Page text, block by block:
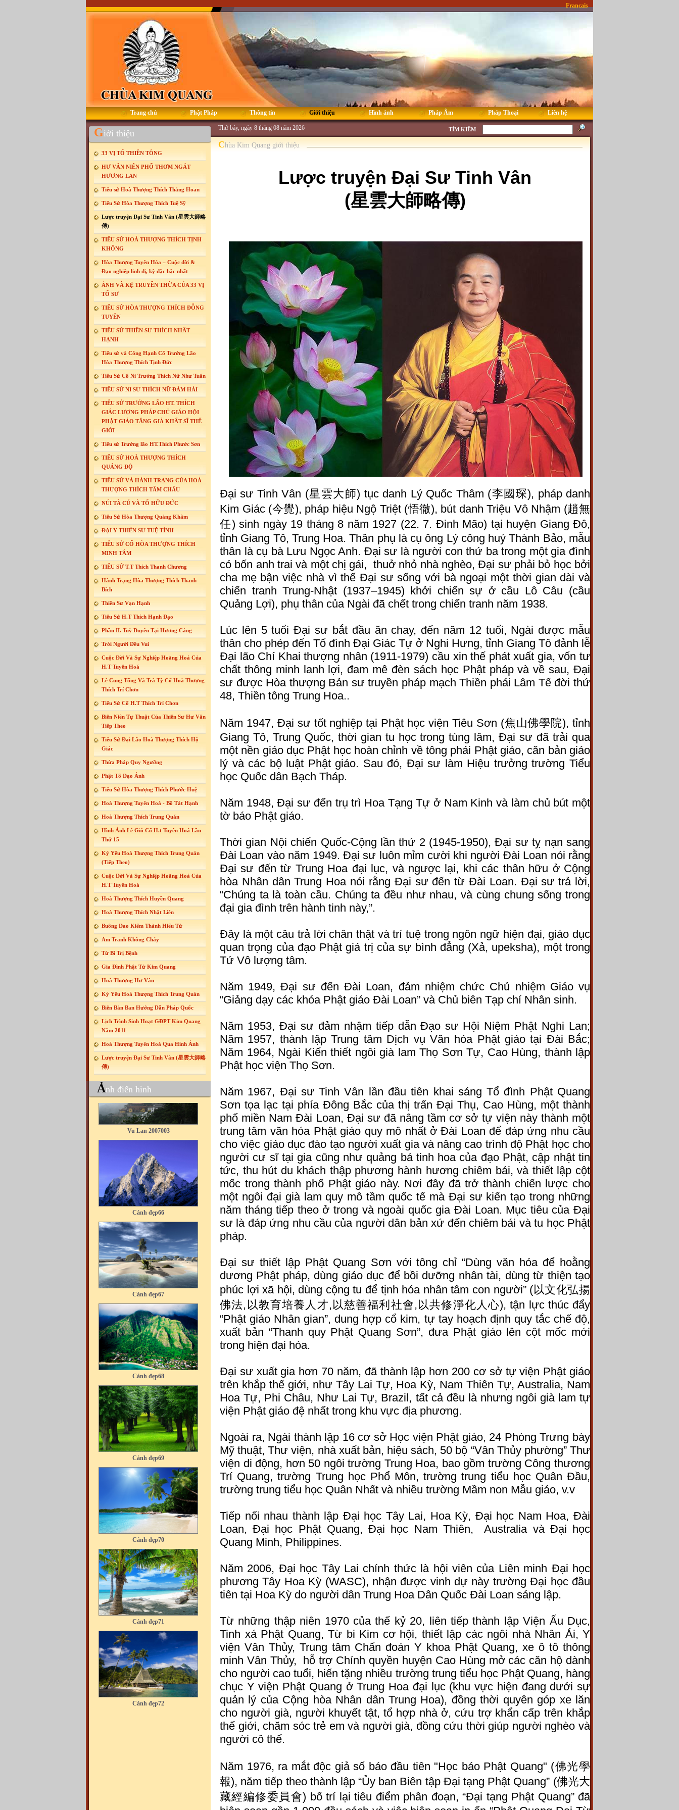
Francais
Trang chủ Phật Pháp Thông tin Giới thiệu Hình ảnh Pháp Âm Pháp Thoại Liên hệ
Giới thiệu
33 VỊ TỔ THIỀN TÔNG
HƯ VÂN NIÊN PHỔ THƠM NGÁT
HƯƠNG LAN
Tiểu sử Hoà Thượng Thích Thắng Hoan
Tiểu Sử Hòa Thượng Thích Tuệ Sỹ
Lược truyện Đại Sư Tinh Vân (星雲大師略
傳)
TIỂU SỬ HOÀ THƯỢNG THÍCH TỊNH
KHÔNG
Hòa Thượng Tuyên Hóa – Cuộc đời &
Đạo nghiệp linh dị, kỳ đặc bậc nhất
ẢNH VÀ KỆ TRUYỀN THỪA CỦA 33 VỊ
TỔ SƯ
TIỂU SỬ HÒA THƯỢNG THÍCH ĐỖNG
TUYÊN
TIỂU SỬ THIỀN SƯ THÍCH NHẤT
HẠNH
Tiểu sử và Công Hạnh Cố Trưởng Lão
Hòa Thượng Thích Tịnh Đức
Tiểu Sử Cố Ni Trưởng Thích Nữ Như Tuấn
TIỂU SỬ NI SƯ THÍCH NỮ ĐÀM HẢI
TIỂU SỬ TRƯỞNG LÃO HT. THÍCH
GIÁC LƯỢNG PHÁP CHỦ GIÁO HỘI
PHẬT GIÁO TĂNG GIÀ KHẤT SĨ THẾ
GIỚI
Tiểu sử Trưởng lão HT.Thích Phước Sơn
TIỂU SỬ HOÀ THƯỢNG THÍCH
QUẢNG ĐỘ
TIỂU SỬ VÀ HÀNH TRẠNG CỦA HOÀ
THƯỢNG THÍCH TÂM CHÂU
NÚI TÀ CÚ VÀ TỔ HỮU ĐỨC
Tiểu Sử Hòa Thượng Quảng Khâm
ĐẠI Y THIỀN SƯ TUỆ TỈNH
TIỂU SỬ CỐ HÒA THƯỢNG THÍCH
MINH TÂM
TIỂU SỬ T.T Thích Thanh Chương
Hành Trạng Hòa Thượng Thích Thanh
Bích
Thiền Sư Vạn Hạnh
Tiểu Sử H.T Thích Hạnh Đạo
Phần II. Tuỳ Duyên Tại Hương Cảng
Trời Người Đều Vui
Cuộc Đời Và Sự Nghiệp Hoằng Hoá Của
H.T Tuyên Hoá
Lễ Cung Tống Và Trà Tỳ Cố Hoà Thượng
Thích Trí Chơn
Tiểu Sử Cố H.T Thích Trí Chơn
Biên Niên Tự Thuật Của Thiền Sư Hư Vân
Tiếp Theo
Tiểu Sử Đại Lão Hoà Thượng Thích Hộ
Giác
Thừa Pháp Quy Ngưỡng
Phật Tổ Đạo Ảnh
Tiểu Sử Hòa Thượng Thích Phước Huệ
Hoà Thượng Tuyên Hoá - Bồ Tát Hạnh
Hoà Thượng Thích Trung Quán
Hình Ảnh Lễ Giỗ Cố H.t Tuyên Hoá Lần
Thứ 15
Ký Yếu Hoà Thượng Thích Trung Quán
(Tiếp Theo)
Cuộc Đời Và Sự Nghiệp Hoằng Hoá Của
H.T Tuyên Hoá
Hoà Thượng Thích Huyền Quang
Hoà Thượng Thích Nhật Liên
Buông Đao Kiếm Thành Hiếu Tử
Am Tranh Không Cháy
Từ Bi Trị Bệnh
Gia Đình Phật Tử Kim Quang
Hoà Thượng Hư Vân
Kỷ Yếu Hoà Thượng Thích Trung Quán
Biên Bản Ban Hướng Dẫn Pháp Quốc
Lịch Trình Sinh Hoạt GĐPT Kim Quang
Năm 2011
Hoà Thượng Tuyên Hoá Qua Hình Ảnh
Lược truyện Đại Sư Tinh Vân (星雲大師略
傳)
Ảnh điển hình
Vu Lan 2007003
Cảnh đẹp66
Cảnh đẹp67
Cảnh đẹp68
Cảnh đẹp69
Cảnh đẹp70
Cảnh đẹp71
Cảnh đẹp72
Thứ bảy, ngày 8 tháng 08 năm 2026 TÌM KIẾM
Chùa Kim Quang giới thiệu
Lược truyện Đại Sư Tinh Vân
(星雲大師略傳)
Đại sư Tinh Vân (星雲大師) tục danh Lý Quốc Thâm (李國琛), pháp danh
Kim Giác (今覺), pháp hiệu Ngộ Triệt (悟徹), bút danh Triệu Vô Nhậm (趙無
任) sinh ngày 19 tháng 8 năm 1927 (22. 7. Đinh Mão) tại huyện Giang Đô,
tỉnh Giang Tô, Trung Hoa. Thân phụ là cụ ông Lý công huý Thành Bảo, mẫu
thân là cụ bà Lưu Ngọc Anh. Đại sư là người con thứ ba trong một gia đình
có bốn anh trai và một chị gái, thuở nhỏ nhà nghèo, Đại sư phải bỏ học bởi
cha mẹ bận việc nhà vì thế Đại sư sống với bà ngoại một thời gian dài và
chiến tranh Trung-Nhật (1937–1945) khởi chiến sự ở cầu Lô Câu (cầu
Quảng Lợi), phụ thân của Ngài đã chết trong chiến tranh năm 1938.
Lúc lên 5 tuổi Đại sư bắt đầu ăn chay, đến năm 12 tuổi, Ngài được mẫu
thân cho phép đến Tổ đình Đại Giác Tự ở Nghi Hưng, tỉnh Giang Tô đảnh lễ
Đại lão Chí Khai thượng nhân (1911-1979) cầu xin thế phát xuất gia, vốn tư
chất thông minh lanh lợi, đam mê đèn sách học Phật pháp và về sau, Đại
sư được Hòa thượng Bản sư truyền pháp mạch Thiền phái Lâm Tế đời thứ
48, Thiền tông Trung Hoa..
Năm 1947, Đại sư tốt nghiệp tại Phật học viện Tiêu Sơn (焦山佛學院), tỉnh
Giang Tô, Trung Quốc, thời gian tu học trong tùng lâm, Đại sư đã trải qua
một nền giáo dục Phật học hoàn chỉnh về tông phái Phật giáo, căn bản giáo
lý và các bộ luật Phật giáo. Sau đó, Đại sư làm Hiệu trưởng trường Tiểu
học Quốc dân Bạch Tháp.
Năm 1948, Đại sư đến trụ trì Hoa Tạng Tự ở Nam Kinh và làm chủ bút một
tờ báo Phật giáo.
Thời gian Nội chiến Quốc-Cộng lần thứ 2 (1945-1950), Đại sư tỵ nạn sang
Đài Loan vào năm 1949. Đại sư luôn mỉm cười khi người Đài Loan nói rằng
Đại sư đến từ Trung Hoa đại lục, và ngược lại, khi các thân hữu ở Cộng
hòa Nhân dân Trung Hoa nói rằng Đại sư đến từ Đài Loan. Đại sư trả lời,
“Chúng ta là toàn cầu. Chúng ta đều như nhau, và cùng chung sống trong
đại gia đình trên hành tinh này,”.
Đây là một câu trả lời chân thật và trí tuệ trong ngôn ngữ hiện đại, giáo dục
quan trọng của đạo Phật giá trị của sự bình đẳng (Xả, upeksha), một trong
Tứ Vô lượng tâm.
Năm 1949, Đại sư đến Đài Loan, đảm nhiệm chức Chủ nhiệm Giáo vụ
“Giảng dạy các khóa Phật giáo Đài Loan” và Chủ biên Tạp chí Nhân sinh.
Năm 1953, Đại sư đảm nhậm tiếp dẫn Đạo sư Hội Niệm Phật Nghi Lan;
Năm 1957, thành lập Trung tâm Dịch vụ Văn hóa Phật giáo tại Đài Bắc;
Năm 1964, Ngài Kiến thiết ngôi già lam Thọ Sơn Tự, Cao Hùng, thành lập
Phật học viện Thọ Sơn.
Năm 1967, Đại sư Tinh Vân lần đầu tiên khai sáng Tổ đình Phật Quang
Sơn tọa lạc tại phía Đông Bắc của thị trấn Đại Thụ, Cao Hùng, một thành
phố miền Nam Đài Loan, Đại sư đã nâng tầm cơ sở tự viện này thành một
trung tâm văn hóa Phật giáo quy mô nhất ở Đài Loan để đáp ứng nhu cầu
cho việc giáo dục đào tạo người xuất gia và nâng cao trình độ Phật học cho
người cư sĩ tại gia cũng như quảng bá tinh hoa của đạo Phật, cập nhật tin
tức, thu hút du khách thập phương hành hương chiêm bái, và thiết lập cột
mốc trong thành phố Phật giáo này. Nơi đây đã trở thành chiến lược cho
một ngôi đại già lam quy mô tầm quốc tế mà Đại sư kiến tạo trong những
năm tháng tiếp theo ở trong và ngoài quốc gia Đài Loan. Mục tiêu của Đại
sư là đáp ứng nhu cầu của người dân bản xứ đến chiêm bái và tu học Phật
pháp.
Đại sư thiết lập Phật Quang Sơn với tông chỉ “Dùng văn hóa để hoằng
dương Phật pháp, dùng giáo dục để bồi dưỡng nhân tài, dùng từ thiện tạo
phúc lợi xã hội, dùng cộng tu để tịnh hóa nhân tâm con người” (以文化弘揚
佛法,以教育培養人才,以慈善福利社會,以共修淨化人心), tận lực thúc đẩy
“Phật giáo Nhân gian”, dung hợp cổ kim, tự tay hoạch định quy tắc chế độ,
xuất bản “Thanh quy Phật Quang Sơn”, đưa Phật giáo lên cột mốc mới
trong hiện đại hóa.
Đại sư xuất gia hơn 70 năm, đã thành lập hơn 200 cơ sở tự viện Phật giáo
trên khắp thế giới, như Tây Lai Tự, Hoa Kỳ, Nam Thiên Tự, Australia, Nam
Hoa Tự, Phi Châu, Như Lai Tự, Brazil, tất cả đều là nhưng ngôi già lam tự
viện Phật giáo đệ nhất trong khu vực địa phương.
Ngoài ra, Ngài thành lập 16 cơ sở Học viện Phật giáo, 24 Phòng Trưng bày
Mỹ thuật, Thư viện, nhà xuất bản, hiệu sách, 50 bộ “Vân Thủy phường” Thư
viện di động, hơn 50 ngôi trường Trung Hoa, bao gồm trường Công thương
Trí Quang, trường Trung học Phổ Môn, trường trung tiểu học Quân Đầu,
trường trung tiểu học Quân Nhất và nhiều trường Mầm non Mẫu giáo, v.v
Tiếp nối nhau thành lập Đại học Tây Lai, Hoa Kỳ, Đại học Nam Hoa, Đài
Loan, Đại học Phật Quang, Đại học Nam Thiên, Australia và Đại học
Quang Minh, Philippines.
Năm 2006, Đại học Tây Lai chính thức là hội viên của Liên minh Đại học
phương Tây Hoa Kỳ (WASC), nhận được vinh dự này trường Đại học đầu
tiên tại Hoa Kỳ do người dân Trung Hoa Dân Quốc Đài Loan sáng lập.
Từ những thập niên 1970 của thế kỷ 20, liên tiếp thành lập Viện Ấu Dục,
Tinh xá Phật Quang, Từ bi Kim cơ hội, thiết lập các ngôi nhà Nhân Ái, Y
viện Vân Thủy, Trung tâm Chẩn đoán Y khoa Phật Quang, xe ô tô thông
minh Vân Thủy, hỗ trợ Chính quyền huyện Cao Hùng mở các căn hộ dành
cho người cao tuổi, hiến tặng nhiều trường trung tiểu học Phật Quang, hàng
chục Y viện Phật Quang ở Trung Hoa đại lục (khu vực hiện đang dưới sự
quản lý của Cộng hòa Nhân dân Trung Hoa), đồng thời quyên góp xe lăn
cho người già, người khuyết tật, tổ hợp nhà ở, cứu trợ khẩn cấp trên khắp
thế giới, chăm sóc trẻ em và người già, đồng cứu thời giúp người nghèo và
người cô thế.
Năm 1976, ra mắt độc giả số báo đầu tiên "Học báo Phật Quang" (佛光學
報), năm tiếp theo thành lập “Ủy ban Biên tập Đại tạng Phật Quang” (佛光大
藏經編修委員會) bố trí lại tiêu điểm phân đoạn, “Đại tạng Phật Quang” đã